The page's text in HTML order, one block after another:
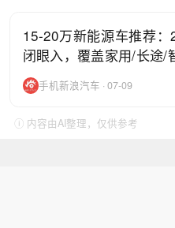
15-20万新能源车推荐
闭眼入，覆盖家用/长途/
AQ
手机新浪汽车 · 07-09
ⓘ 内容由AI整理，仅供参考